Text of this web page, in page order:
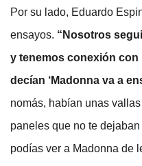
Por su lado, Eduardo
ensayos. “Nosotros
y tenemos conexión
decían ‘Madonna va a
nomás, habían unas
paneles que no te
podías ver a Madonna de